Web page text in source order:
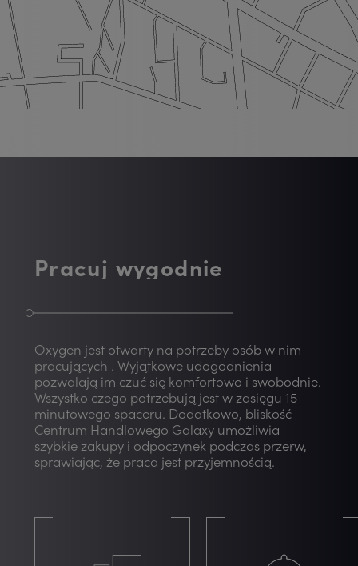
Pracuj wygodnie
Oxygen jest otwarty na potrzeby osób w nim
pracujących . Wyjątkowe udogodnienia
pozwalają im czuć się komfortowo i swobodnie.
Wszystko czego potrzebują jest w zasięgu 15
minutowego spaceru. Dodatkowo, bliskość
Centrum Handlowego Galaxy umożliwia
szybkie zakupy i odpoczynek podczas przerw,
sprawiając, że praca jest przyjemnością.